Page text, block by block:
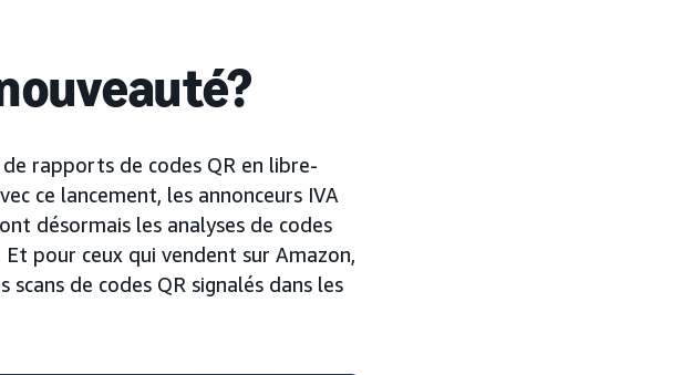
rapports de codes QR en libre-
ce lancement, les annonceurs IVA
désormais les analyses de codes
pour ceux qui vendent sur Amazon,
de codes QR signalés dans les